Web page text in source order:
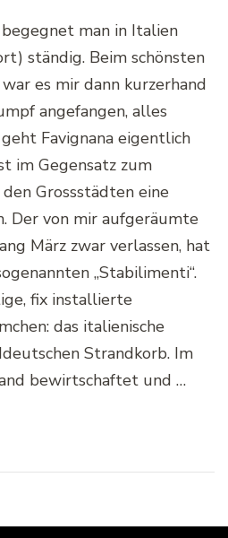
man in Italien
ständig. Beim schönsten
es mir dann kurzerhand
angefangen, alles
Favignana eigentlich
im Gegensatz zum
Grossstädten eine
Der von mir aufgeräumte
März zwar verlassen, hat
„Stabilimenti“.
fix installierte
das italienische
Strandkorb. Im
bewirtschaftet und …